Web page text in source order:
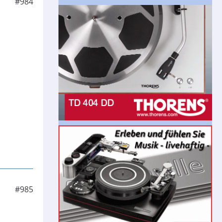
#985